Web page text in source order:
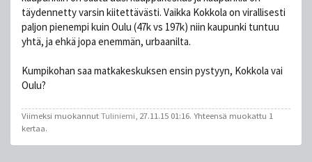
täydennetty varsin kiitettävästi. Vaikka Kokkola on virallisesti
paljon pienempi kuin Oulu (47k vs 197k) niin kaupunki tuntuu
yhtä, ja ehkä jopa enemmän, urbaanilta.
Kumpikohan saa matkakeskuksen ensin pystyyn, Kokkola vai
Oulu?
Viimeksi muokannutTuliniemi , 27.11.15 01:16. Yhteensä muokattu 1
kertaa.